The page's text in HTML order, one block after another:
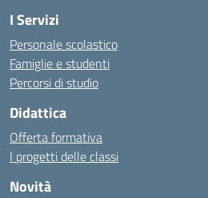
I Servizi
Personale scolastico
Famiglie e studenti
Percorsi di studio
Didattica
Offerta formativa
I progetti delle classi
Novità